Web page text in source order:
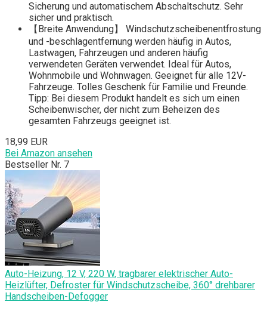
Sicherung und automatischem Abschaltschutz. Sehr
sicher und praktisch.
【Breite Anwendung】 Windschutzscheibenentfrostung
und -beschlagentfernung werden häufig in Autos,
Lastwagen, Fahrzeugen und anderen häufig
verwendeten Geräten verwendet. Ideal für Autos,
Wohnmobile und Wohnwagen. Geeignet für alle 12V-
Fahrzeuge. Tolles Geschenk für Familie und Freunde.
Tipp: Bei diesem Produkt handelt es sich um einen
Scheibenwischer, der nicht zum Beheizen des
gesamten Fahrzeugs geeignet ist.
18,99 EUR
Bei Amazon ansehen
Bestseller Nr. 7
Auto-Heizung, 12 V, 220 W, tragbarer elektrischer Auto-
Heizlüfter, Defroster für Windschutzscheibe, 360° drehbarer
Handscheiben-Defogger